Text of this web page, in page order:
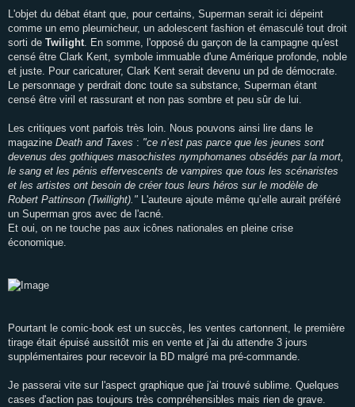
L'objet du débat étant que, pour certains, Superman serait ici dépeint
comme un emo pleurnicheur, un adolescent fashion et émasculé tout droit
sorti de Twilight . En somme, l'opposé du garçon de la campagne qu'est
censé être Clark Kent, symbole immuable d'une Amérique profonde, noble
et juste. Pour caricaturer, Clark Kent serait devenu un pd de démocrate.
Le personnage y perdrait donc toute sa substance, Superman étant
censé être viril et rassurant et non pas sombre et peu sûr de lui.
Les critiques vont parfois très loin. Nous pouvons ainsi lire dans le
magazine Death and Taxes : "ce n’est pas parce que les jeunes sont
devenus des gothiques masochistes nymphomanes obsédés par la mort,
le sang et les pénis effervescents de vampires que tous les scénaristes
et les artistes ont besoin de créer tous leurs héros sur le modèle de
Robert Pattinson (Twillight)." L'auteure ajoute même qu’elle aurait préféré
un Superman gros avec de l'acné.
Et oui, on ne touche pas aux icônes nationales en pleine crise
économique.
Pourtant le comic-book est un succès, les ventes cartonnent, le première
tirage était épuisé aussitôt mis en vente et j'ai du attendre 3 jours
supplémentaires pour recevoir la BD malgré ma pré-commande.
Je passerai vite sur l'aspect graphique que j'ai trouvé sublime. Quelques
cases d'action pas toujours très compréhensibles mais rien de grave.